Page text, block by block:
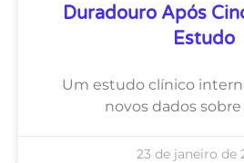
Duradouro Após
Estudo
Um estudo clínico
novos dados sobre
23 de janeiro de